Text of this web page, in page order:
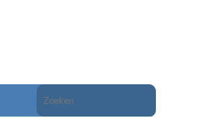
Doorzoek
de
website